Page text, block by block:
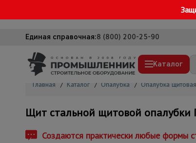
Единая справочная:8 (800) 200-25-90
Каталог
Вышки-туры
Подмости строительные
Главная / Каталог / Опалубка / Опалубка щитовая
Щит стальной щитовой
Создаются практически любые формы